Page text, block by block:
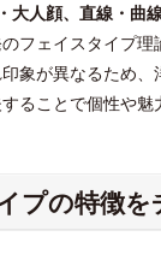
大人顔、直線・曲
フェイスタイプ理
象が異なるため、
ることで個性や魅
プの特徴を